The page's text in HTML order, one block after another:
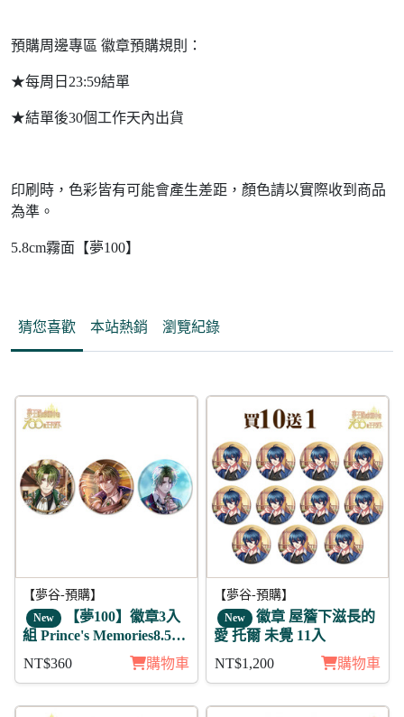
預購周邊專區 徽章預購規則：
★每周日23:59結單
★結單後30個工作天內出貨
印刷時，色彩皆有可能會產生差距，顏色請以實際收到商品
為準。
5.8cm霧面【夢100】
猜您喜歡 本站熱銷 瀏覽紀錄
【夢谷-預購】
New 【夢100】徽章3入
組 Prince's Memories8.5周
NT$360 購物車
【夢谷-預購】
New 徽章 屋簷下滋長的
愛 托爾 未覺 11入
NT$1,200
購物車